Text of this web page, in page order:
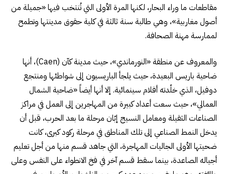
مقاطعات ما وراء البحار، لكنها المرة الأولى التي تُنتخب فيها «جميلة من
أصول مغاربية»، وهي طالبة سنة ثالثة في كلية حقوق مدينتها وتطمح
لممارسة مهنة الصحافة.
والمعروف عن منطقة «النورماندي»، حيث مدينة كآن (Caen)، أنها
ضاحية باريس البعيدة، حيث يلجأ الباريسيون إلى شواطئها ومنتجع
دوفيل، الذي خلّدته أفلام سينمائية. إلا أنها أيضاً «ضاحية الشمال
العمالي»، حيث سعت أعداد كبيرة من المهاجرين إلى العمل في مراكز
الصناعات الثقيلة ومعامل النسيج إبّان مرحلة ما بعد الحرب، قبل أن
يدخل النمط الصناعي إلى تلك المناطق في مرحلة ركود كبرى، كانت
ضحيتها الأولى الجاليات المهاجرة، التي جاهد قسم منها من أجل تعليم
أجياله الصاعدة، بينما سقط قسم آخر في فخ الانطواء على النفس وعلى